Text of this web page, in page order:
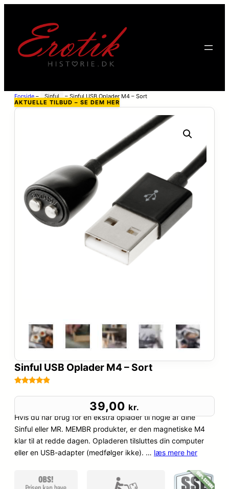
Forside– Sinful –Sinful USB Oplader M4 – Sort
AKTUELLE TILBUD – SE DEM HER
Sinful USB Oplader M4 – Sort
som
baseret på
kundebedø
mmelser
39,00 kr.
Hvis du har brug for en ekstra oplader til nogle af dine
Sinful eller MR. MEMBR produkter, er den magnetiske M4
klar til at redde dagen. Opladeren tilsluttes din computer
eller en USB-adapter (medfølger ikke). … læs mere her